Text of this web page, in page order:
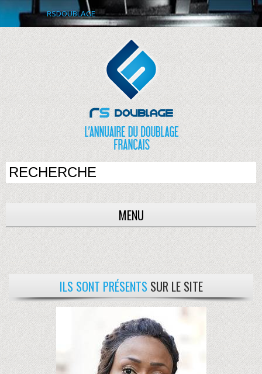
RSDOUBLAGE
MENU
ILS SONT PRÉSENTS SUR LE SITE